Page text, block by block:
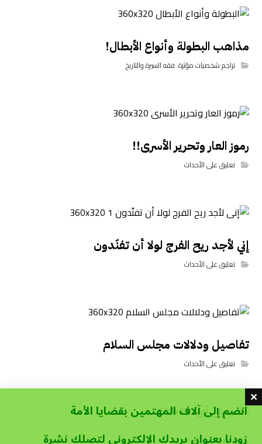
مذاهب البطولة وأنواع الأبطال!
تراجم شخصيات مؤثرة,فقه السيرة والتاريخ
رموز العار وتحرير الأسرى!!
تعليق على الأحداث
إني لأجد ريح الفرج لولا أن تفنّدون
تعليق على الأحداث
تفاصيل ودلالات مجلس السلام
تعليق على الأحداث
انضم إلى آلاف المهتمين بقضايا الأمة
زودنا بعنوان بريدك الإلكتروني لتصلك نشرة